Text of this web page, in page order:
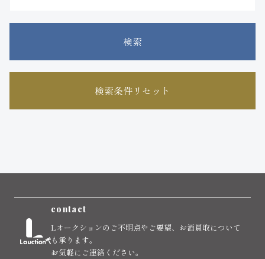
検索
検索条件リセット
contact
Lオークションのご不明点やご要望、お酒買取について
も承ります。
お気軽にご連絡ください。